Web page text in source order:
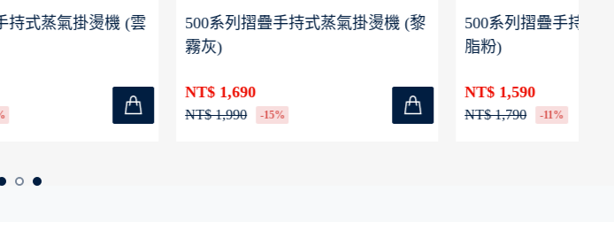
500系列摺疊手持式蒸氣掛燙機 (黎
-15%
500系列摺疊手持式蒸氣掛燙機 (胭
-11%